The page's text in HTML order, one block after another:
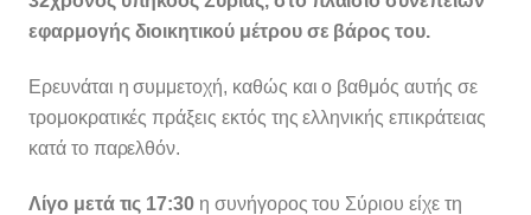
εφαρμογής διοικητικού μέτρου σε βάρος του.
Ερευνάται η συμμετοχή, καθώς και ο βαθμός αυτής σε
τρομοκρατικές πράξεις εκτός της ελληνικής επικράτειας
κατά το παρελθόν.
Λίγο μετά τις 17:30 η συνήγορος του Σύριου είχε τη